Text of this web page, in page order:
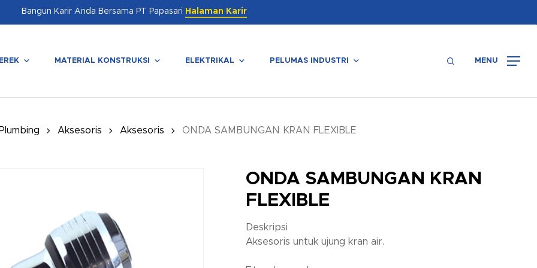
Bangun Karir Anda Bersama PT Papasari Halaman Karir
MATERIAL KONSTRUKSI ELEKTRIKAL PELUMAS INDUSTRI searchMENU
Aksesoris Aksesoris ONDA SAMBUNGAN KRAN FLEXIBLE
ONDA SAMBUNGAN KRAN
FLEXIBLE
Deskripsi
Aksesoris untuk ujung kran air.